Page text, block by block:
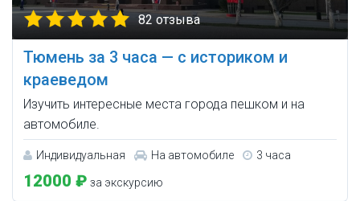
82 отзыва
Тюмень за 3 часа — с историком и
краеведом
Изучить интересные места города пешком и на
автомобиле.
Индивидуальная На автомобиле 3 часа
12000 ₽ за экскурсию